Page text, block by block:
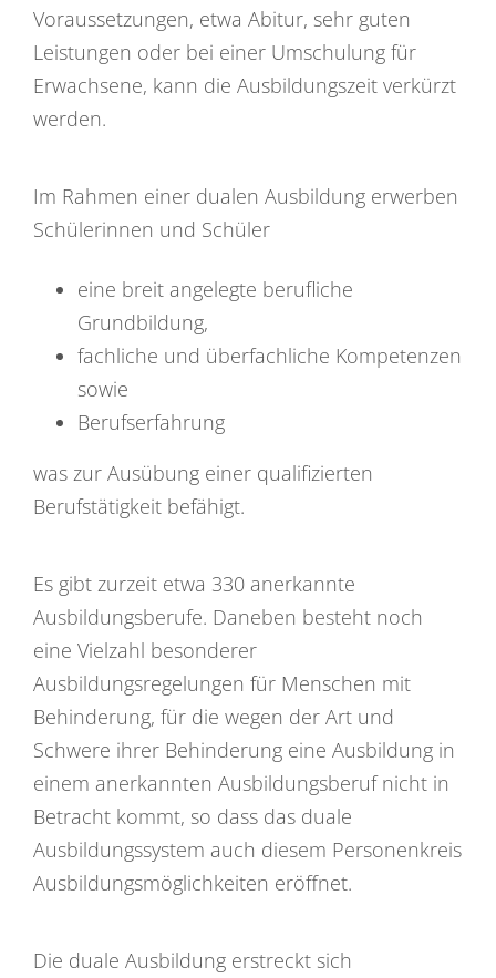
Voraussetzungen, etwa Abitur, sehr guten
Leistungen oder bei einer Umschulung für
Erwachsene, kann die Ausbildungszeit verkürzt
werden.
Im Rahmen einer dualen Ausbildung erwerben
Schülerinnen und Schüler
eine breit angelegte berufliche
Grundbildung,
fachliche und überfachliche Kompetenzen
sowie
Berufserfahrung
was zur Ausübung einer qualifizierten
Berufstätigkeit befähigt.
Es gibt zurzeit etwa 330 anerkannte
Ausbildungsberufe. Daneben besteht noch
eine Vielzahl besonderer
Ausbildungsregelungen für Menschen mit
Behinderung, für die wegen der Art und
Schwere ihrer Behinderung eine Ausbildung in
einem anerkannten Ausbildungsberuf nicht in
Betracht kommt, so dass das duale
Ausbildungssystem auch diesem Personenkreis
Ausbildungsmöglichkeiten eröffnet.
Die duale Ausbildung erstreckt sich